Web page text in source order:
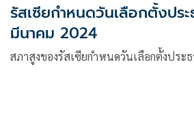
รัสเซียกำหนดวันเลือกตั้งประ
มีนาคม 2024
สภาสูงของรัสเซียกำหนดวันเลือกตั้งประ